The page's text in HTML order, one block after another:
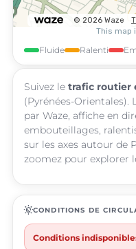
Fluide Ralenti
Suivez le trafic routier
(Pyrénées-Orientales).
par Waze, affiche en
embouteillages,
sur les axes autour de
zoomez pour explorer
routineCONDITIONS DE
Conditions